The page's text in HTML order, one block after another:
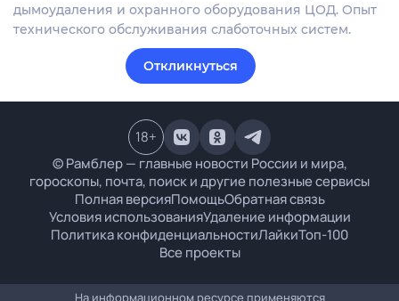
дымоудаления и охранного оборудования ЦОД. Опыт
технического обслуживания слаботочных систем.
Откликнуться
© Рамблер — главные новости России и мира,
гороскопы, почта, поиск и другие полезные сервисы
Полная версияПомощьОбратная связь
Условия использованияУдаление информации
Политика конфиденциальностиЛайкиТоп-100
Все проекты
18+
На информационном ресурсе применяются